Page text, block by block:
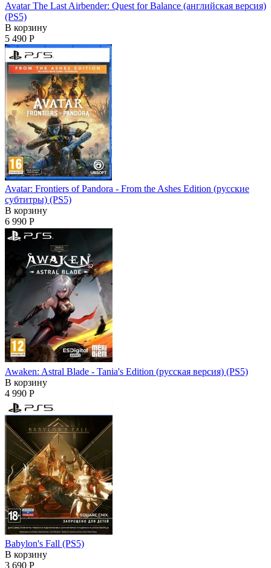
Avatar The Last Airbender: Quest for Balance (английская версия)
(PS5)
В корзину
5 490 Р
Avatar: Frontiers of Pandora - From the Ashes Edition (русские
субтитры) (PS5)
В корзину
6 990 Р
Awaken: Astral Blade - Tania's Edition (русская версия) (PS5)
В корзину
4 990 Р
Babylon's Fall (PS5)
В корзину
3 690 Р